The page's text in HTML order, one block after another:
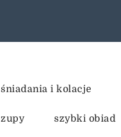
śniadania i kolacje
zupy szybki obiad